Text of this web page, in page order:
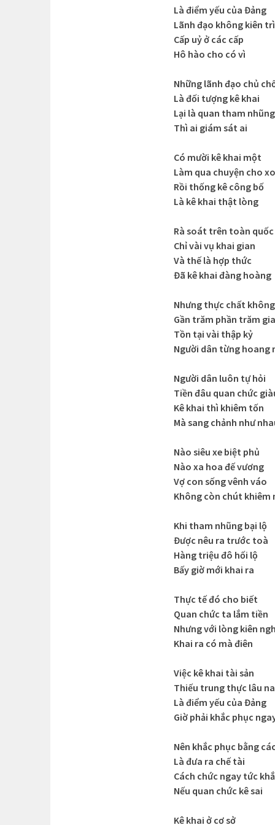
Là điểm yếu của Đảng
Lãnh đạo không kiên trì
Cấp uỷ ở các cấp
Hô hào cho có vì
Những lãnh đạo chủ
Là đối tượng kê khai
Lại là quan tham nhũng
Thì ai giám sát ai
Có mười kê khai một
Làm qua chuyện cho
Rồi thống kê công bố
Là kê khai thật lòng
Rà soát trên toàn quốc
Chỉ vài vụ khai gian
Và thế là hợp thức
Đã kê khai đàng hoàng
Nhưng thực chất
Gần trăm phần trăm
Tồn tại vài thập kỷ
Người dân từng hoang
Người dân luôn tự hỏi
Tiền đâu quan chức
Kê khai thì khiêm tốn
Mà sang chảnh như
Nào siêu xe biệt phủ
Nào xa hoa đế vương
Vợ con sống vênh váo
Không còn chút khiêm
Khi tham nhũng bại lộ
Được nêu ra trước toà
Hàng triệu đô hối lộ
Bấy giờ mới khai ra
Thực tế đó cho biết
Quan chức ta lắm tiền
Nhưng với lòng kiên
Khai ra có mà điên
Việc kê khai tài sản
Thiếu trung thực lâu
Là điểm yếu của Đảng
Giờ phải khắc phục
Nên khắc phục bằng
Là đưa ra chế tài
Cách chức ngay tức
Nếu quan chức kê sai
Kê khai ở cơ sở